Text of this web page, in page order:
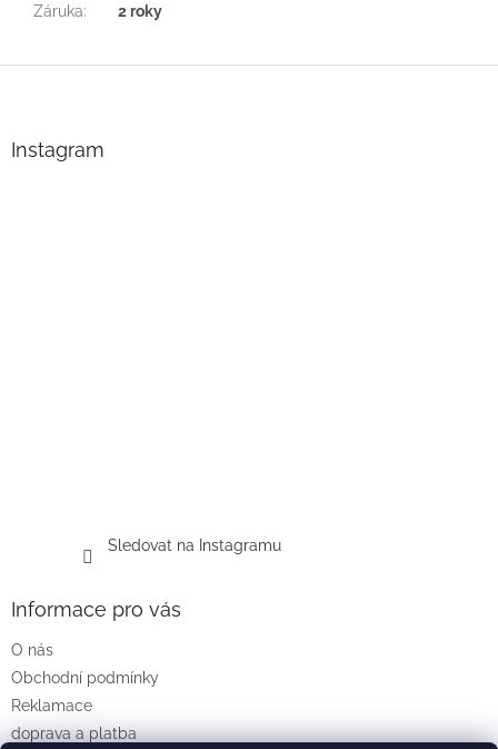
Záruka: 2 roky
Instagram
Sledovat na Instagramu
Informace pro vás
O nás
Obchodní podmínky
Reklamace
doprava a platba